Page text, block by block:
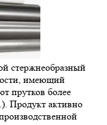
стержнеобразный
имеющий
прутков более
Продукт активно